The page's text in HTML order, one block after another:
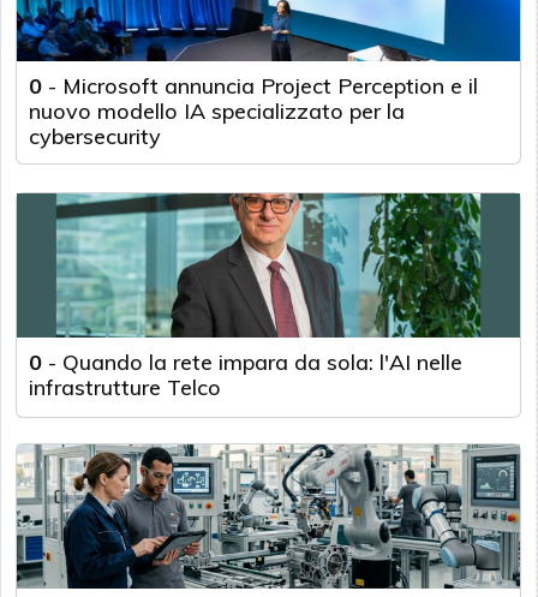
0 - Microsoft annuncia Project Perception e il
nuovo modello IA specializzato per la
cybersecurity
0 - Quando la rete impara da sola: l'AI nelle
infrastrutture Telco